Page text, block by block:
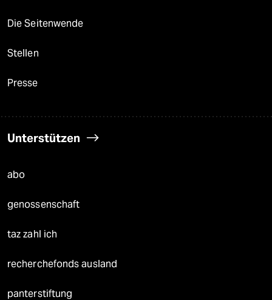
Die Seitenwende
Stellen
Presse
Unterstützen
abo
genossenschaft
taz zahl ich
recherchefonds ausland
panterstiftung